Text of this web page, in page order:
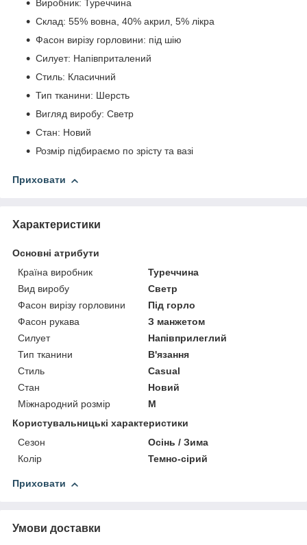
Виробник: Туреччина
Склад: 55% вовна, 40% акрил, 5% лікра
Фасон вирізу горловини: під шію
Силует: Напівприталений
Стиль: Класичний
Тип тканини: Шерсть
Вигляд виробу: Светр
Стан: Новий
Розмір підбираємо по зрісту та вазі
Приховати
Характеристики
Основні атрибути
Країна виробник
Туреччина
Вид виробу
Светр
Фасон вирізу горловини
Під горло
Фасон рукава
З манжетом
Силует
Напівприлеглий
Тип тканини
В'язання
Стиль
Casual
Стан
Новий
Міжнародний розмір
M
Користувальницькі характеристики
Сезон
Осінь / Зима
Колір
Темно-сірий
Приховати
Умови доставки